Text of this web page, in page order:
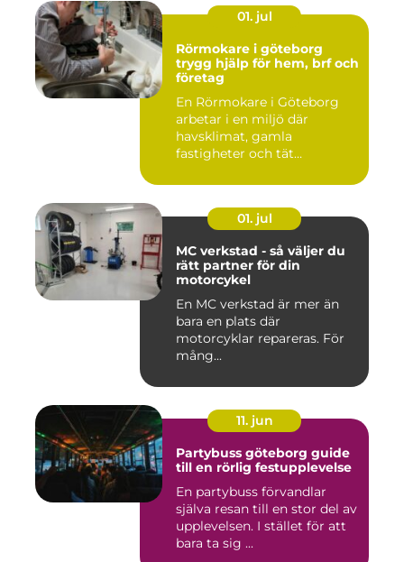
01. jul
Rörmokare i göteborg
trygg hjälp för hem, brf och
företag
En Rörmokare i Göteborg
arbetar i en miljö där
havsklimat, gamla
fastigheter och tät
01. jul
MC verkstad - så väljer du
rätt partner för din
motorcykel
En MC verkstad är mer än
bara en plats där
motorcyklar repareras. För
mång...
11. jun
Partybuss göteborg guide
till en rörlig festupplevelse
En partybuss förvandlar
själva resan till en stor del av
upplevelsen. I stället för att
bara ta sig ...